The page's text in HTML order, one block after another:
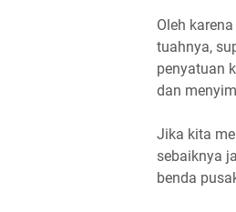
Oleh
tuahnya,
penyatuan
dan
Jika kita
sebaiknya
benda